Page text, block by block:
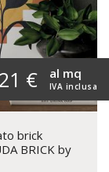
€ IVA inclusa
al mq
brick
BRICK by